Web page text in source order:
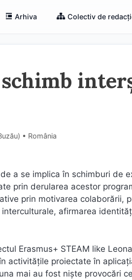
Arhiva Colectiv de
• România
a se implica în schimburi de
prin derularea acestor
prin motivarea colaborării,
afirmarea
Erasmus+ STEAM like
activitățile proiectate în
mai au fost nişte provocări